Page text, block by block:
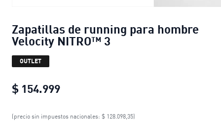
Zapatillas de running para hombre
Velocity NITRO™ 3
OUTLET
$ 154.999
Zapatillas de running para hombre
(precio sin impuestos nacionales: $ 128.098,35)